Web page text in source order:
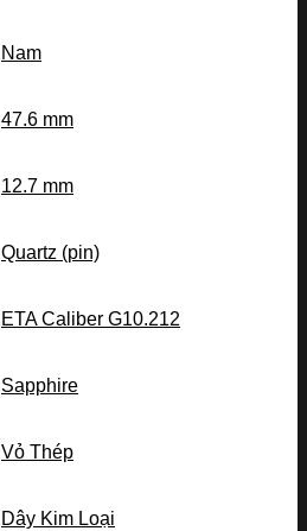
Nam
47.6 mm
12.7 mm
Quartz (pin)
ETA Caliber G10.212
Sapphire
Vỏ Thép
Dây Kim Loại